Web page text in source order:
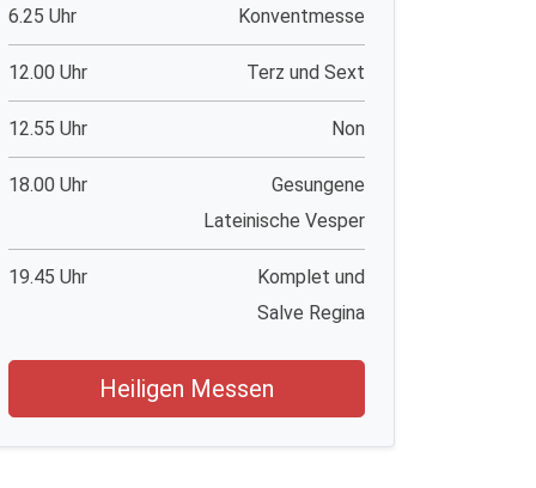
6.25 Uhr Konventmesse
12.00 Uhr Terz und Sext
12.55 Uhr Non
18.00 Uhr
Gesungene
Lateinische Vesper
19.45 Uhr
Komplet und
Salve Regina
Heiligen Messen